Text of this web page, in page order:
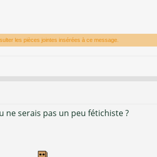
les pièces jointes insérées à ce message.
ne serais pas un peu fétichiste ?